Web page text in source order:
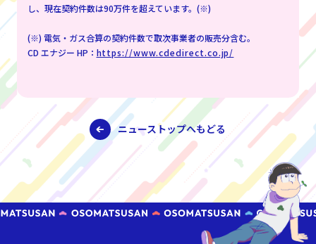
し、現在契約件数は90万件を超えています。(※)
(※) 電気・ガス合算の契約件数で取次事業者の販売分含む。
CD エナジー HP： https://www.cdedirect.co.jp/
ニューストップへもどる